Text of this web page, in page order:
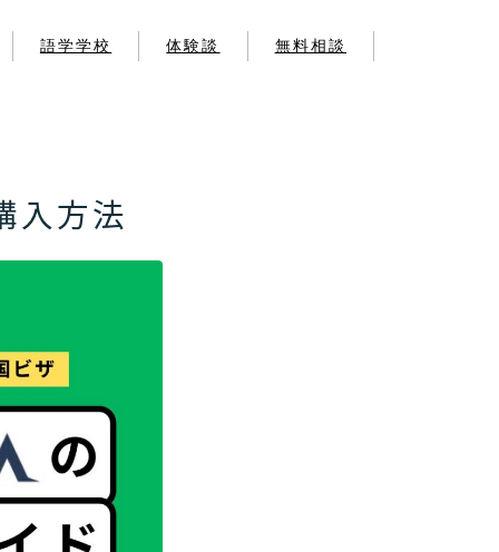
語学学校 体験談 無料相談
入方法